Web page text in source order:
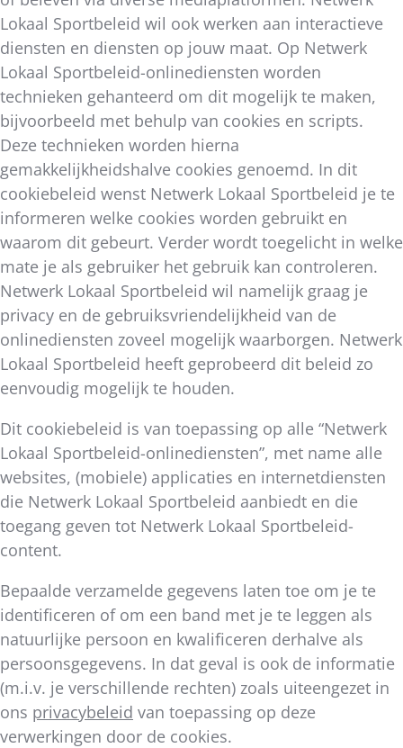
Lokaal Sportbeleid wil ook werken aan interactieve
diensten en diensten op jouw maat. Op Netwerk
Lokaal Sportbeleid-onlinediensten worden
technieken gehanteerd om dit mogelijk te maken,
bijvoorbeeld met behulp van cookies en scripts.
Deze technieken worden hierna
gemakkelijkheidshalve cookies genoemd. In dit
cookiebeleid wenst Netwerk Lokaal Sportbeleid je te
informeren welke cookies worden gebruikt en
waarom dit gebeurt. Verder wordt toegelicht in welke
mate je als gebruiker het gebruik kan controleren.
Netwerk Lokaal Sportbeleid wil namelijk graag je
privacy en de gebruiksvriendelijkheid van de
onlinediensten zoveel mogelijk waarborgen. Netwerk
Lokaal Sportbeleid heeft geprobeerd dit beleid zo
eenvoudig mogelijk te houden.
Dit cookiebeleid is van toepassing op alle “Netwerk
Lokaal Sportbeleid-onlinediensten”, met name alle
websites, (mobiele) applicaties en internetdiensten
die Netwerk Lokaal Sportbeleid aanbiedt en die
toegang geven tot Netwerk Lokaal Sportbeleid-
content.
Bepaalde verzamelde gegevens laten toe om je te
identificeren of om een band met je te leggen als
natuurlijke persoon en kwalificeren derhalve als
persoonsgegevens. In dat geval is ook de informatie
(m.i.v. je verschillende rechten) zoals uiteengezet in
ons privacybeleid van toepassing op deze
verwerkingen door de cookies.